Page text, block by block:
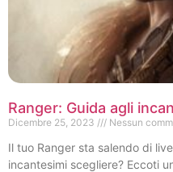
Ranger: Guida agli
Dicembre 25, 2023 Nessun
Il tuo Ranger sta salendo di
incantesimi scegliere? Eccoti